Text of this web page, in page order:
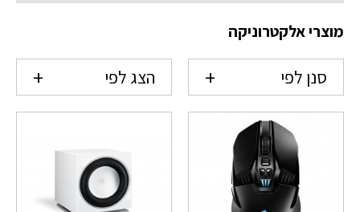
מוצרי אלקטרוניקה
סנן לפי הצג לפי